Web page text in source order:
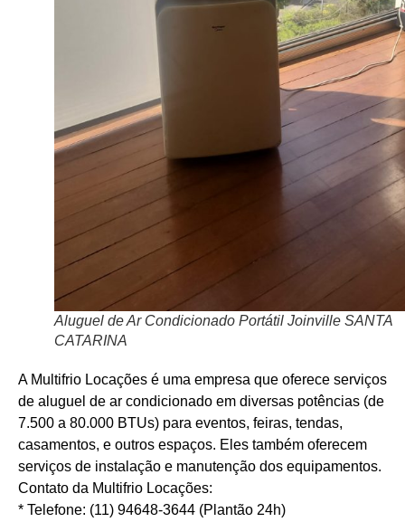
Aluguel de Ar Condicionado Portátil Joinville SANTA
CATARINA
A Multifrio Locações é uma empresa que oferece serviços
de aluguel de ar condicionado em diversas potências (de
7.500 a 80.000 BTUs) para eventos, feiras, tendas,
casamentos, e outros espaços. Eles também oferecem
serviços de instalação e manutenção dos equipamentos.
Contato da Multifrio Locações:
* Telefone: (11) 94648-3644 (Plantão 24h)